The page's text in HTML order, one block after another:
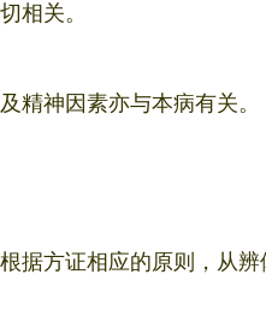
相关。
精神因素亦与本病有关。
据方证相应的原则，从